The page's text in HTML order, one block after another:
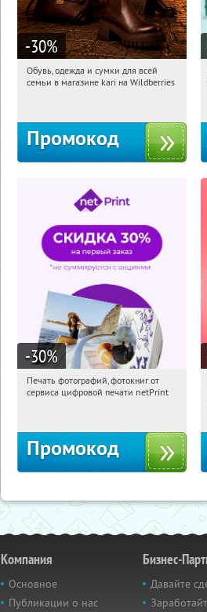
-30%
12:01:37 Получили:
Обувь, одежда и сумки для всей
семьи в магазине kari на Wildberries
Промокод
-30%
12:01:37 Получили:
Печать фотографий, фотокниг от
сервиса цифровой печати netPrint
Промокод
Компания
Основное
Публикации о нас
Бизнес-
Давайте